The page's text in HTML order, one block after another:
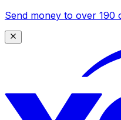
Send money to over 190